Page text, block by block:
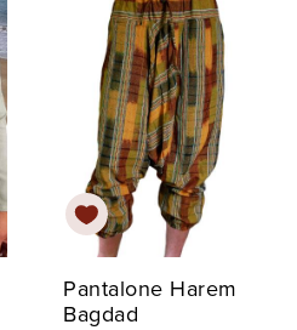
Pantalone Harem
Bagdad